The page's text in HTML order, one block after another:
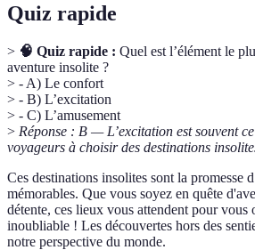
Quiz rapide
> 🧠 Quiz rapide : Quel est l’élément le
aventure insolite ?
> - A) Le confort
> - B) L’excitation
> - C) L’amusement
> Réponse : B — L’excitation est souvent
voyageurs à choisir des destinations
Ces destinations insolites sont la promesse
mémorables. Que vous soyez en quête
détente, ces lieux vous attendent pour
inoubliable ! Les découvertes hors des
notre perspective du monde.